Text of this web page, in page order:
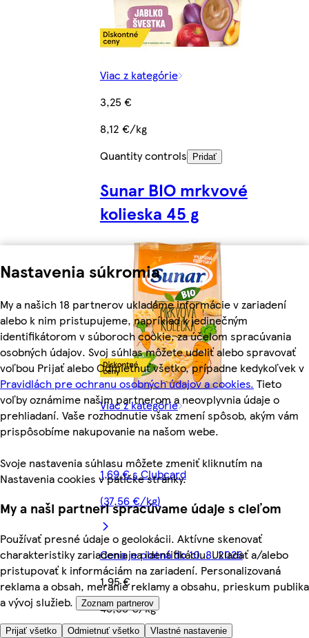
Nastavenia súkromia
My a našich 18 partnerov ukladáme informácie v zariadení
alebo k nim pristupujeme, napríklad k jedinečným
identifikátorom v súboroch cookie, za účelom spracúvania
osobných údajov. Svoj súhlas môžete udeliť alebo spravovať
voľbou Prijať alebo Odmietnuť všetko, prípadne kedykoľvek v
Pravidlách pre ochranu osobných údajov a cookies. Tieto
voľby oznámime našim partnerom a neovplyvnia údaje o
prehliadaní. Vaše rozhodnutie však zmení spôsob, akým vám
prispôsobíme nakupovanie na našom webe.
Svoje nastavenia súhlasu môžete zmeniť kliknutím na
Nastavenia cookies v pätičke stránky.
My a naši partneri spracúvame údaje s cieľom
Používať presné údaje o geolokácii. Aktívne skenovať
charakteristiky zariadenia na identifikáciu. Ukladať a/alebo
pristupovať k informáciám na zariadení. Personalizovaná
reklama a obsah, meranie reklamy a obsahu, prieskum publika
a vývoj služieb.
Zoznam partnerov
Prijať všetko Odmietnuť všetko Vlastné nastavenie
Viac z kategórie
3,25 €
8,12 €/kg
Quantity controls
Pridať
Sunar BIO mrkvové
kolieska 45 g
Viac z kategórie
1,69 € s Clubcard
(37,56 €/kg)
Cena je platná do 10. 8. 2026
1,95 €
43,33 €/kg
Quantity controls